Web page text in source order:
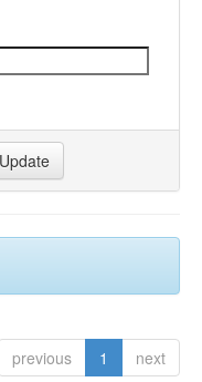
previous 1 next